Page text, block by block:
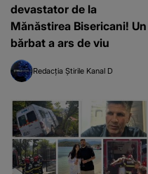
devastator de la
Mănăstirea Bisericani! Un
bărbat a ars de viu
Redacția Știrile Kanal D